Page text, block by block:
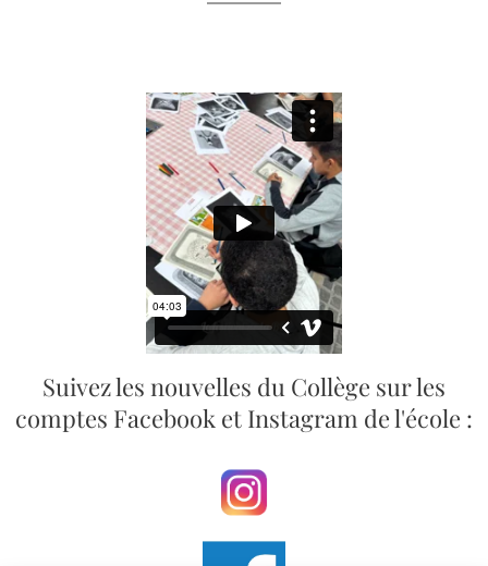
Suivez les nouvelles du Collège sur les
comptes Facebook et Instagram de l'école :